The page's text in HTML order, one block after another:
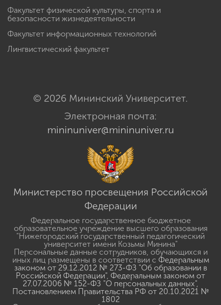
Факультет физической культуры, спорта и
безопасности жизнедеятельности
Факультет информационных технологий
Лингвистический факультет
© 2026 Мининский Университет.
Электронная почта:
mininuniver@mininuniver.ru
Министерство просвещения Российской
Федерации
Федеральное государственное бюджетное
образовательное учреждение высшего образования
"Нижегородский государственный педагогический
университет имени Козьмы Минина"
Персональные данные сотрудников, обучающихся и
иных лиц размещены в соответствии с Федеральным
законом от 29.12.2012 № 273-ФЗ "Об образовании в
Российской Федерации", Федеральным законом от
27.07.2006 № 152-ФЗ "О персональных данных",
Постановлением Правительства РФ от 20.10.2021 №
1802